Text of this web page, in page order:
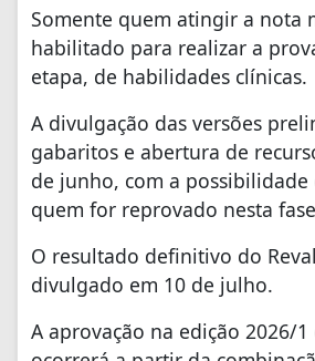
Somente quem atingir a nota
habilitado para realizar a
etapa, de habilidades clínicas.
A divulgação das versões
gabaritos e abertura de
de junho, com a possibilidade
quem for reprovado nesta
O resultado definitivo do
divulgado em 10 de julho.
A aprovação na edição 2026/1